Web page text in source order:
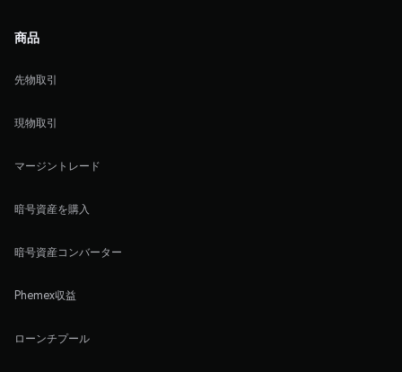
商品
先物取引
現物取引
マージントレード
暗号資産を購入
暗号資産コンバーター
Phemex収益
ローンチプール